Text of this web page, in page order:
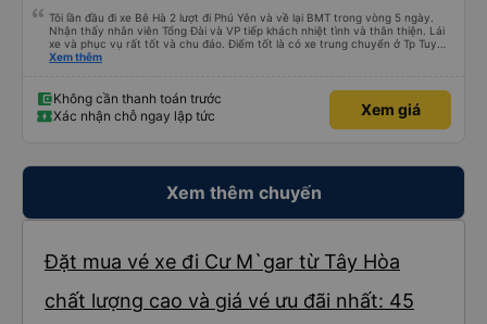
Tôi lần đầu đi xe Bê Hà 2 lượt đi Phú Yên và về lại BMT trong vòng 5 ngày.
Nhận thấy nhân viên Tổng Đài và VP tiếp khách nhiệt tình và thân thiện. Lái
xe và phục vụ rất tốt và chu đáo. Điểm tốt là có xe trung chuyển ở Tp Tuy
Hòa. Em lái xe trung chuyển rất vui tính và nhiệt tình giúp khách đưa hành lý
Xem thêm
Không cần thanh toán trước
Xác nhận chỗ ngay lập tức
Xem giá
Xem thêm chuyến
Đặt mua vé xe đi Cư M`gar từ Tây Hòa
chất lượng cao và giá vé ưu đãi nhất: 45